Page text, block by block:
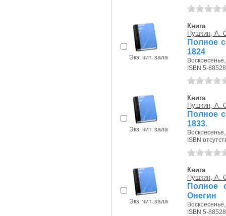
Экз. чит. зала
Книга
Пушкин, А.
Полное
1824
ISBN 5-
Экз. чит. зала
Книга
Пушкин, А.
Полное
1833.
ISBN
Экз. чит. зала
Книга
Пушкин, А.
Полное
Онегин
ISBN 5-